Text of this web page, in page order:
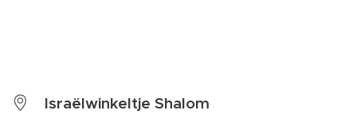
Israëlwinkeltje Shalom